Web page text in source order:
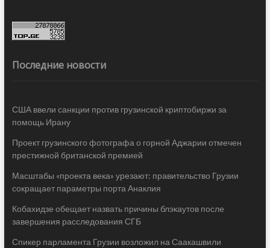
Последние новости
США ввели санкции против грузинской криптобиржи за
помощь Ирану
Проект грузинского фотографа о горной Аджарии отмечен
престижной британской премией
Масштабы «проекта века» урезают: правительство Грузии
сокращает параметры порта Анаклия
Кобахидзе обещает назвать причины блэкаутов после
завершения расследования СГБ
Спикер парламента Грузии возложил на Саакашвили